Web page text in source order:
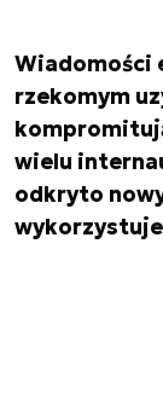
Wiadomości
rzekomym
wielu
odkryto